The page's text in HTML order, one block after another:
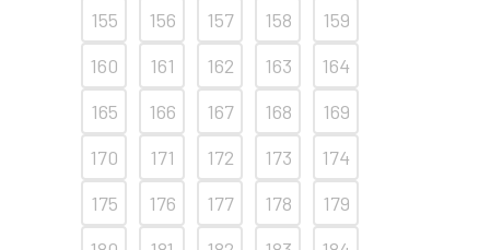
155
156 157 158
159
160
161 162 163
164
165
166 167 168
169
170
171 172 173
174
175
176 177 178
179